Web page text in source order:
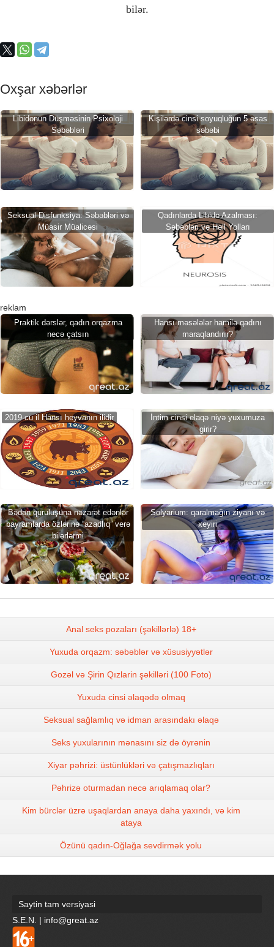
bilər.
Oxşar xəbərlər
Libidonun Düşməsinin Psixoloji
Səbəbləri
Kişilərdə cinsi soyuqluğun 5 əsas
səbəbi
Seksual Disfunksiya: Səbəbləri və
Müasir Müalicəsi
Qadınlarda Libido Azalması:
Səbəbləri və Həll Yolları
reklam
Praktik dərslər, qadın orqazma
necə çatsın
Hansı məsələlər hamilə qadını
maraqlandırır?
2019-cu il Hansı heyvanın ilidir
İntim cinsi elaqə niyə yuxumuza
girir?
Bədən quruluşuna nəzarət edənlər
bayramlarda özlərinə “azadlıq” verə
bilərlərmi
Solyarium: qaralmağın ziyanı və
xeyiri
Anal seks pozaları (şəkillərlə) 18+
Yuxuda orqazm: səbəblər və xüsusiyyətlər
Gozəl və Şirin Qızlarin şəkilləri (100 Foto)
Yuxuda cinsi əlaqədə olmaq
Seksual sağlamlıq və idman arasındakı əlaqə
Seks yuxularının mənasını siz də öyrənin
Xiyar pəhrizi: üstünlükləri və çatışmazlıqları
Pəhrizə oturmadan necə arıqlamaq olar?
Kim bürclər üzrə uşaqlardan anaya daha yaxındı, və kim
ataya
Özünü qadın-Oğlağa sevdirmək yolu
Saytin tam versiyasi
S.E.N. | info@great.az